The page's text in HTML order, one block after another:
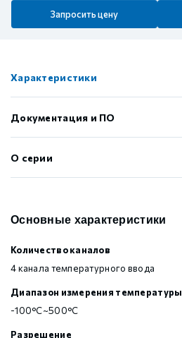
Запросить цену
Характеристики
Документация и ПО
О серии
Основные характеристики
Количество каналов
4 канала температурного ввода
Диапазон измерения температуры
-100°C~500°C
Разрешение